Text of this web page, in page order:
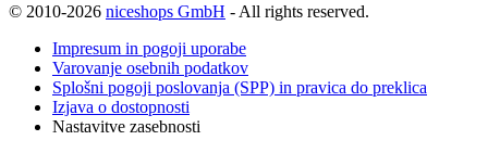
© 2010-2026 niceshops GmbH - All rights reserved.
Impresum in pogoji uporabe
Varovanje osebnih podatkov
Splošni pogoji poslovanja (SPP) in pravica do preklica
Izjava o dostopnosti
Nastavitve zasebnosti